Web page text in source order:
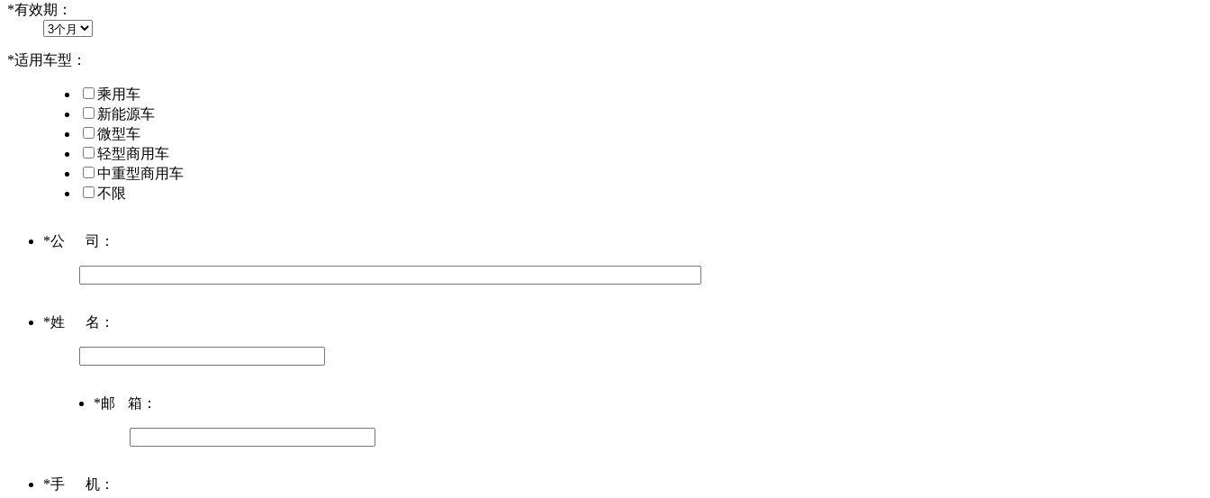
*有效期：
*适用车型：
乘用车
新能源车
微型车
轻型商用车
中重型商用车
不限
*公司 ：
*姓名 ：
*邮箱 ：
*手机 ：